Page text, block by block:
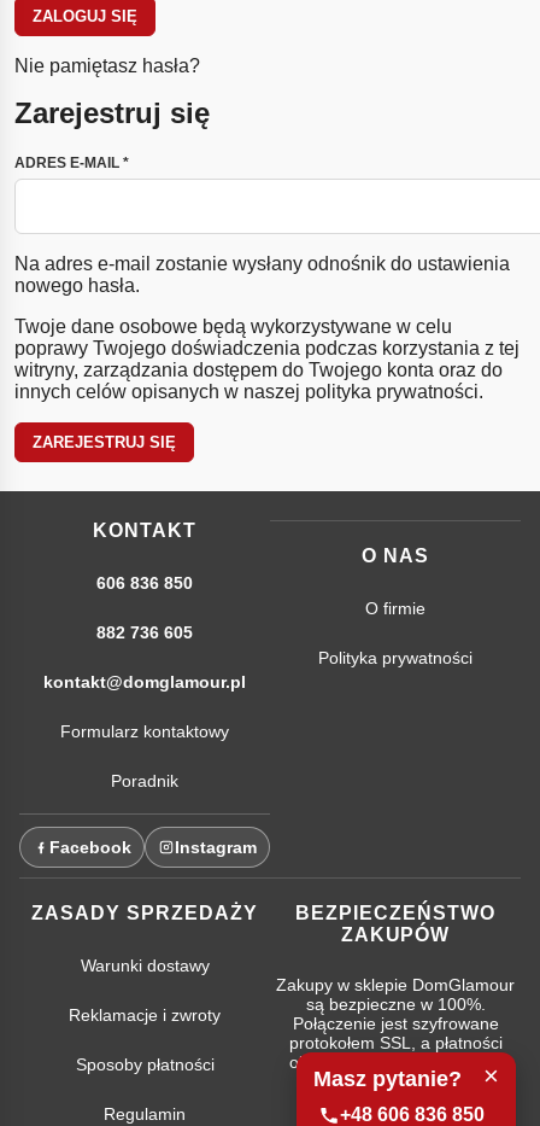
ZALOGUJ SIĘ
Nie pamiętasz hasła?
Zarejestruj się
ADRES E-MAIL *WYMAGANE
Na adres e-mail zostanie wysłany odnośnik do ustawienia
nowego hasła.
Twoje dane osobowe będą wykorzystywane w celu
poprawy Twojego doświadczenia podczas korzystania z tej
witryny, zarządzania dostępem do Twojego konta oraz do
innych celów opisanych w naszej polityka prywatności.
ZAREJESTRUJ SIĘ
KONTAKT
606 836 850
882 736 605
kontakt@domglamour.pl
Formularz kontaktowy
Poradnik
Facebook Instagram
O NAS
O firmie
Polityka prywatności
ZASADY SPRZEDAŻY
Warunki dostawy
Reklamacje i zwroty
Sposoby płatności
Regulamin
BEZPIECZEŃSTWO
ZAKUPÓW
Zakupy w sklepie DomGlamour
są bezpieczne w 100%.
Połączenie jest szyfrowane
protokołem SSL, a płatności
obsługują najpopularniejsze
systemy bankowe.
×
Masz pytanie?
+48 606 836 850